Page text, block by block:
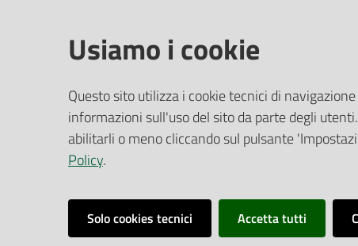
Via De Gasperi, 8 - 48121 Ravenna (RA)
CF/P.IVA:02483810392
PEC:
azienda@pec.auslromagna.it
Ufficio
Usiamo i cookie
Questo sito utilizza i cookie tecnici di
informazioni sull'uso del sito da parte degli
abilitarli o meno cliccando sul pulsante
Policy.
Solo cookies tecnici Accetta tutti